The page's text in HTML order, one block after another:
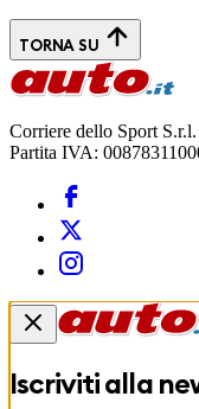
TORNA SU
Corriere dello Sport
Partita IVA:
Iscriviti alla